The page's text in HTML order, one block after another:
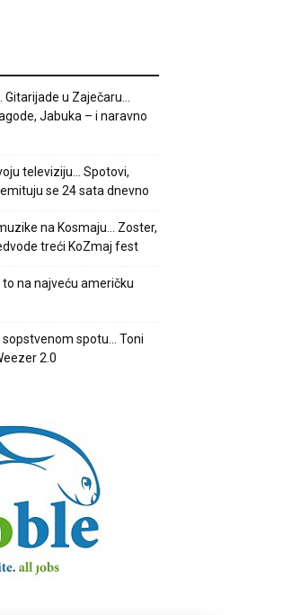
u Zaječaru…
Jabuka – i naravno
televiziju… Spotovi,
se 24 sata dnevno
na Kosmaju… Zoster,
treći KoZmaj fest
na najveću američku
spotu… Toni
2.0